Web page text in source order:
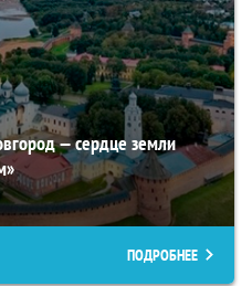
— сердце земли
ПОДРОБНЕЕ